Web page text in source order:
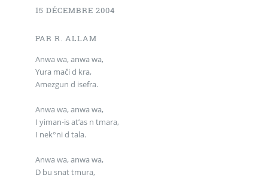
15 DÉCEMBRE 2004
PAR R. ALLAM
Anwa wa, anwa wa,
Yura mači d kra,
Amezgun d isefra.
Anwa wa, anwa wa,
I yiman-is at’as n tmara,
I nek°ni d tala.
Anwa wa, anwa wa,
D bu snat tmura,